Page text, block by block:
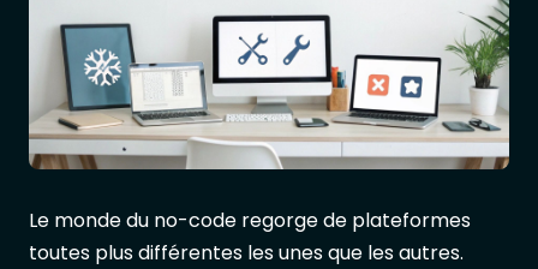
Le monde du no-code regorge de plateformes
toutes plus différentes les unes que les autres.